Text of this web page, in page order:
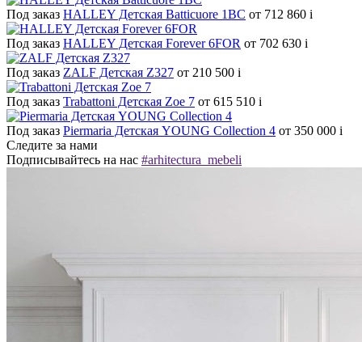
Под заказ HALLEY Детская Batticuore 1BC от 712 860 i
Под заказ HALLEY Детская Forever 6FOR от 702 630 i
Под заказ ZALF Детская Z327 от 210 500 i
Под заказ Trabattoni Детская Zoe 7 от 615 510 i
Под заказ Piermaria Детская YOUNG Collection 4 от 350 000 i
Следите за нами
Подписывайтесь на нас #arhitectura_mebeli